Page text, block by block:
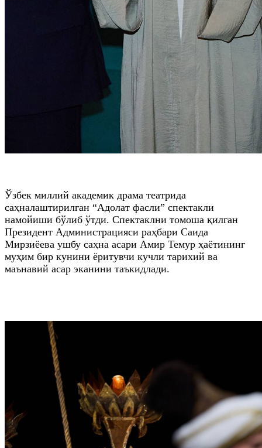
Ўзбек миллий академик драма театрида
саҳналаштирилган “Адолат фасли” спектакли
намойиши бўлиб ўтди. Спектаклни томоша қилган
Президент Администрацияси раҳбари Саида
Мирзиёева ушбу саҳна асари Амир Темур ҳаётининг
муҳим бир кунини ёритувчи кучли тарихий ва
маънавий асар эканини таъкидлади.